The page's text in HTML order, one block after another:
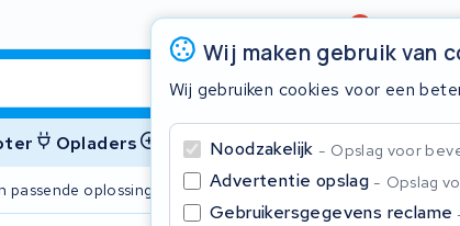
Beoordeling4,6/5
Opladers Accessoires
passende oplossing 2 jaar
Wij maken gebruik van
Wij gebruiken cookies voor een
Noodzakelijk Opslag voor
Advertentie opslag Opslag
Gebruikersgegevens reclame